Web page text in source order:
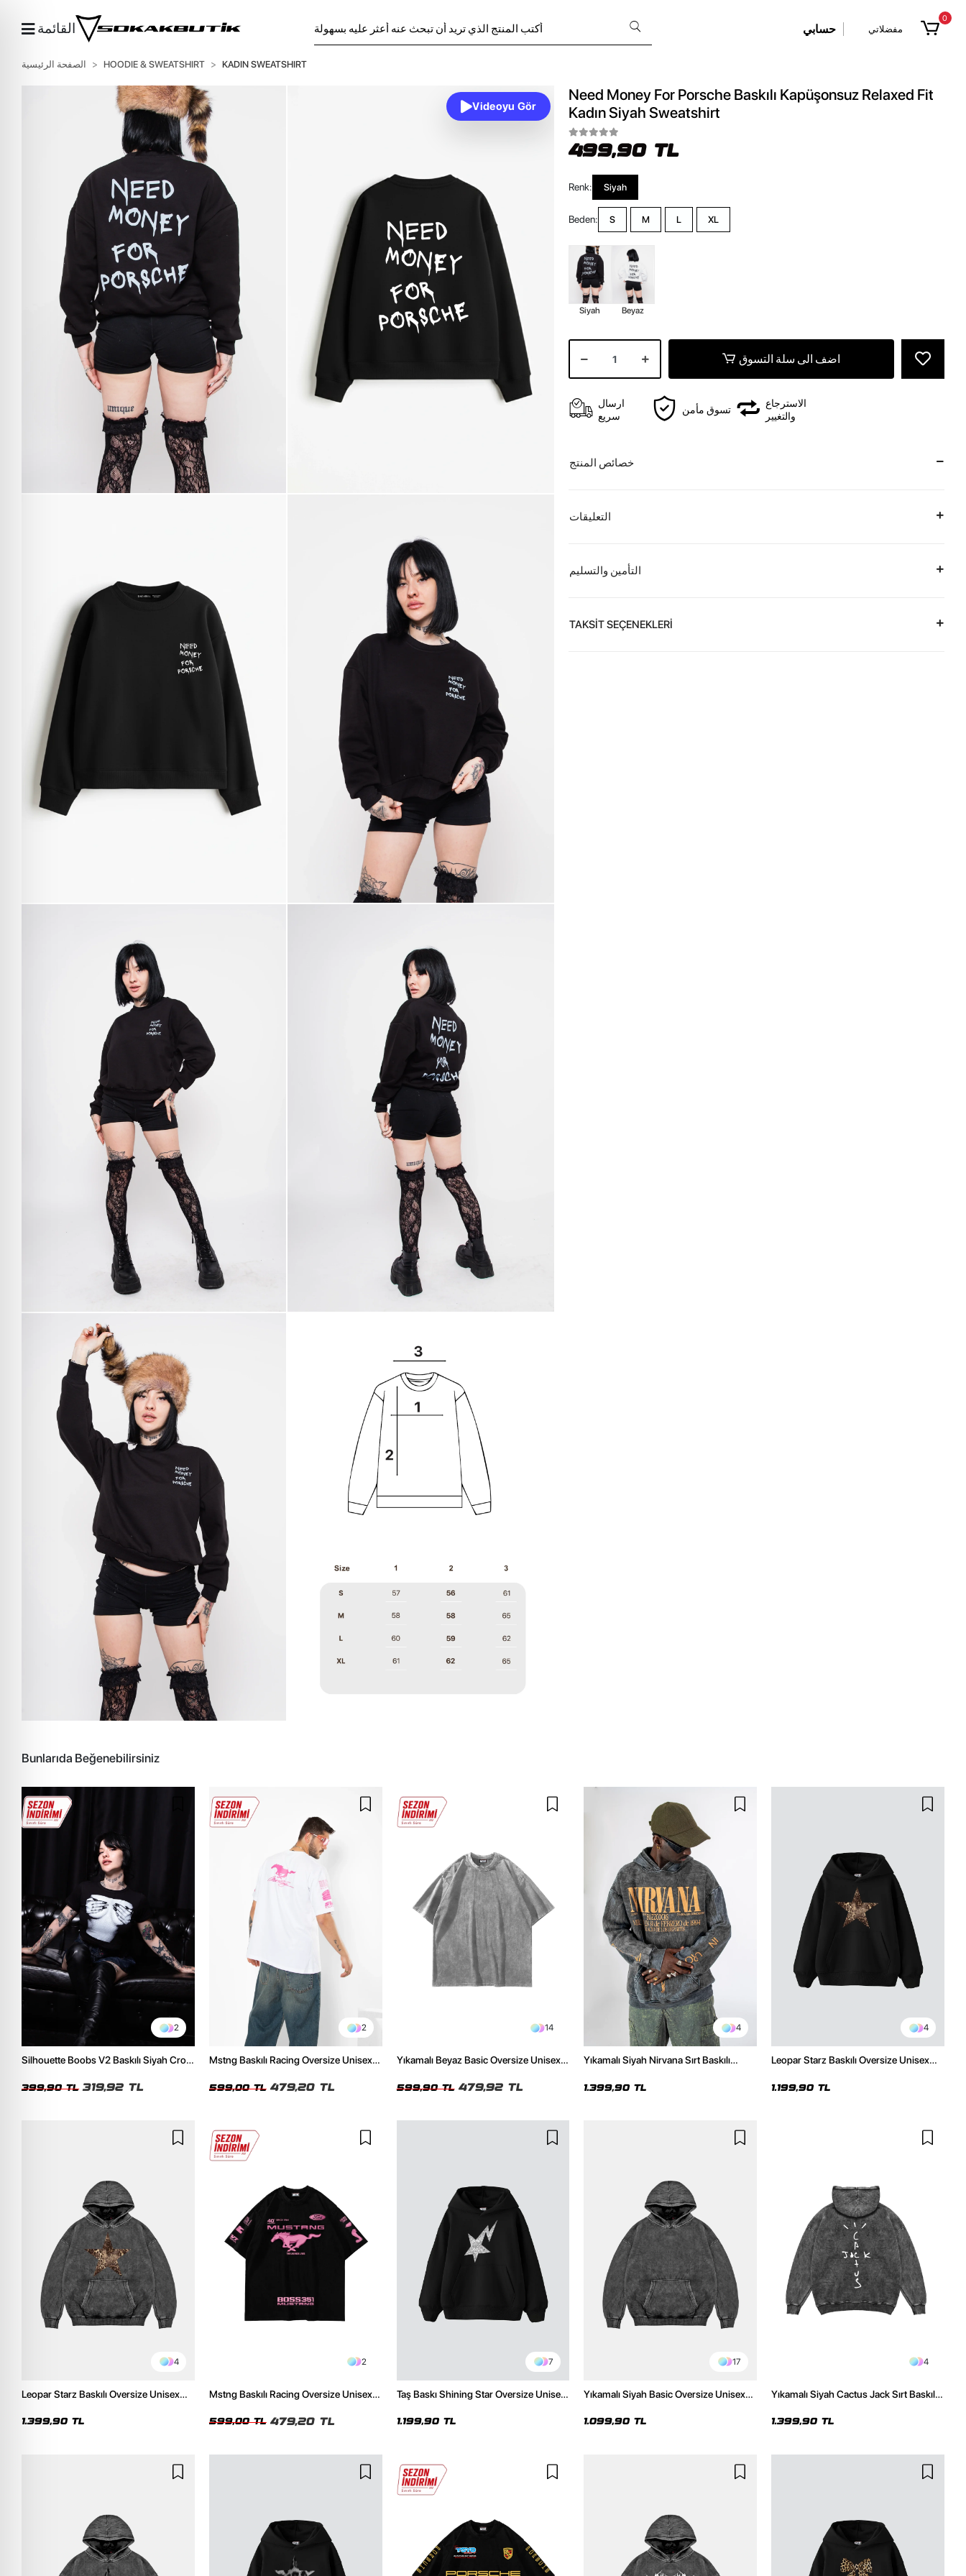
القائمة حسابي مفضلاتي
0
الصفحة الرئيسية HOODIE & SWEATSHIRT KADIN SWEATSHIRT
Videoyu Gör
Need Money For Porsche Baskılı Kapüşonsuz Relaxed Fit
Kadın Siyah Sweatshirt
499,90 TL
Renk: Siyah
Beden: S M L XL
Siyah Beyaz
اضف الى سلة التسوق
ارسال
سريع
تسوق مأمن
الاسترجاع
والتغيير
خصائص المنتج
التعليقات
التأمين والتسليم
TAKSİT SEÇENEKLERİ
Bunlarıda Beğenebilirsiniz
2
Silhouette Boobs V2 Baskılı Siyah Crop
399,90 TL 319,92 TL
2
Mstng Baskılı Racing Oversize Unisex
599,00 TL 479,20 TL
14
Yıkamalı Beyaz Basic Oversize Unisex
599,90 TL 479,92 TL
4
Yıkamalı Siyah Nirvana Sırt Baskılı
1.399,90 TL
4
Leopar Starz Baskılı Oversize Unisex
1.199,90 TL
4
Leopar Starz Baskılı Oversize Unisex
1.399,90 TL
2
Mstng Baskılı Racing Oversize Unisex
599,00 TL 479,20 TL
7
Taş Baskı Shining Star Oversize Unisex
1.199,90 TL
17
Yıkamalı Siyah Basic Oversize Unisex
1.099,90 TL
4
Yıkamalı Siyah Cactus Jack Sırt Baskılı
1.399,90 TL